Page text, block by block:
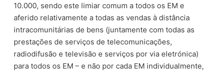
10.000, sendo este limiar comum a todos os EM e
aferido relativamente a todas as vendas à distância
intracomunitárias de bens (juntamente com todas as
prestações de serviços de telecomunicações,
radiodifusão e televisão e serviços por via eletrónica)
para todos os EM – e não por cada EM individualmente,